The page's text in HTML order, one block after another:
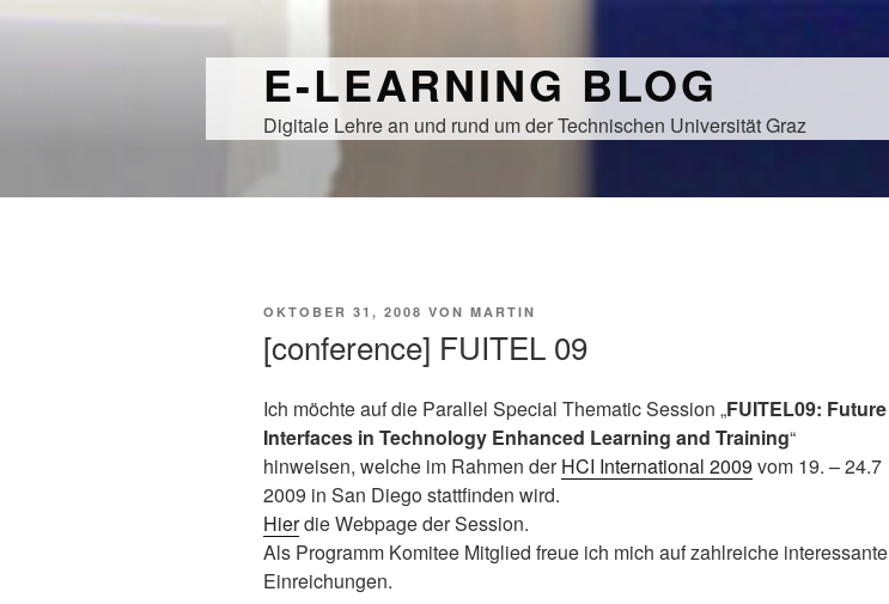
E-LEARNING BLOG
Digitale Lehre an und rund um der Technischen Universität Graz
VERÖFFENTLICHT
OKTOBER 31, 2008 VON MARTIN
[conference] FUITEL 09
Ich möchte auf die Parallel Special Thematic Session „FUITEL09: Future
Interfaces in Technology Enhanced Learning and Training“
hinweisen, welche im Rahmen derHCI International 2009 vom 19. – 24.7
2009 in San Diego stattfinden wird.
Hierdie Webpage der Session.
Als Programm Komitee Mitglied freue ich mich auf zahlreiche interessante
Einreichungen.